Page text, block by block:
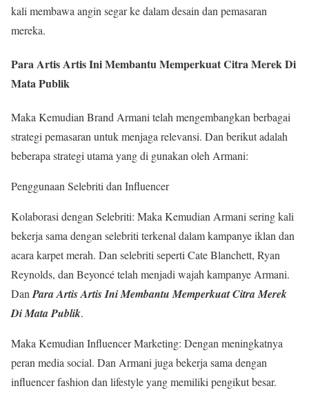
kali membawa angin segar ke dalam desain dan pemasaran
mereka.
Para Artis Artis Ini Membantu Memperkuat Citra Merek Di
Mata Publik
Maka Kemudian Brand Armani telah mengembangkan berbagai
strategi pemasaran untuk menjaga relevansi. Dan berikut adalah
beberapa strategi utama yang di gunakan oleh Armani:
Penggunaan Selebriti dan Influencer
Kolaborasi dengan Selebriti: Maka Kemudian Armani sering kali
bekerja sama dengan selebriti terkenal dalam kampanye iklan dan
acara karpet merah. Dan selebriti seperti Cate Blanchett, Ryan
Reynolds, dan Beyoncé telah menjadi wajah kampanye Armani.
DanPara Artis Artis Ini Membantu Memperkuat Citra Merek
Di Mata Publik.
Maka Kemudian Influencer Marketing: Dengan meningkatnya
peran media social. Dan Armani juga bekerja sama dengan
influencer fashion dan lifestyle yang memiliki pengikut besar.